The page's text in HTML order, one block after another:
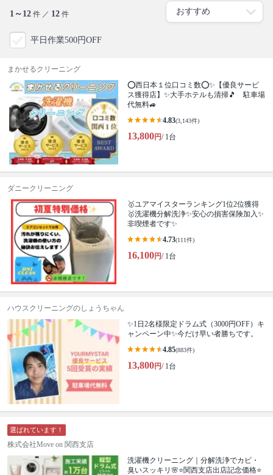
1～12 件 ／ 12 件
平日作業500円OFF
まかせるクリーニング
⭕西日本１位口コミ数⭕✨【優良サービ
ス獲得店】✨大手ホテルも清掃🎵 駐車場
代無料🚙
4.83(3,143件)
13,800円/ 1台
ダニークリーニング
🥇ユアマイスターランキング1位2位獲得
🥇洗濯機分解洗浄✨安心の損害保険加入✨
非喫煙者です✨
4.73(111件)
16,100円/ 1台
ハウスクリーニングのしょうちゃん
✨1日2名様限定ドラム式（3000円OFF）キ
ャンペーン中✨今だけ早い者勝ちです。
4.85(883件)
13,800円/ 1台
選ばれています！
株式会社Move on 関西支店
洗濯機クリーニング｜分解洗浄でカビ・
臭いスッキリ🌸⭐️関西支店出店記念価格⭐️